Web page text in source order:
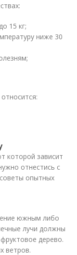
15 кг;
ниже 30
которой зависит
отнестись с
опытных
южным либо
лучи должны
дерево.
ветров.